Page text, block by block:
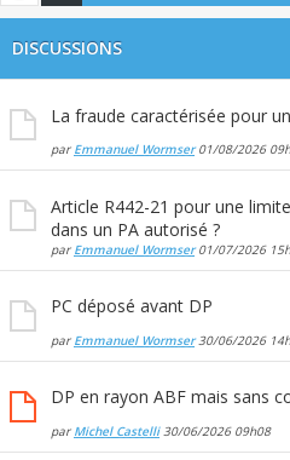
DISCUSSIONS
La fraude caractérisée pour
par Emmanuel Wormser01/08/2026
Article R442-21 pour une
dans un PA autorisé ?
par Emmanuel Wormser01/07/2026
PC déposé avant DP
par Emmanuel Wormser30/06/2026
DP en rayon ABF mais sans
par Michel Castelli30/06/2026 09h08